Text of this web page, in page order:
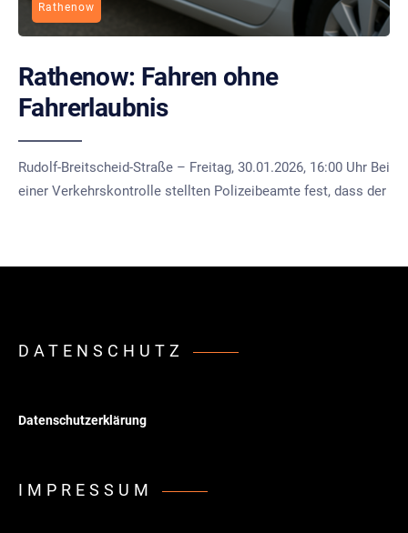
Rathenow
Rathenow: Fahren ohne
Fahrerlaubnis
Rudolf-Breitscheid-Straße – Freitag, 30.01.2026, 16:00 Uhr Bei
einer Verkehrskontrolle stellten Polizeibeamte fest, dass der
DATENSCHUTZ
Datenschutzerklärung
IMPRESSUM